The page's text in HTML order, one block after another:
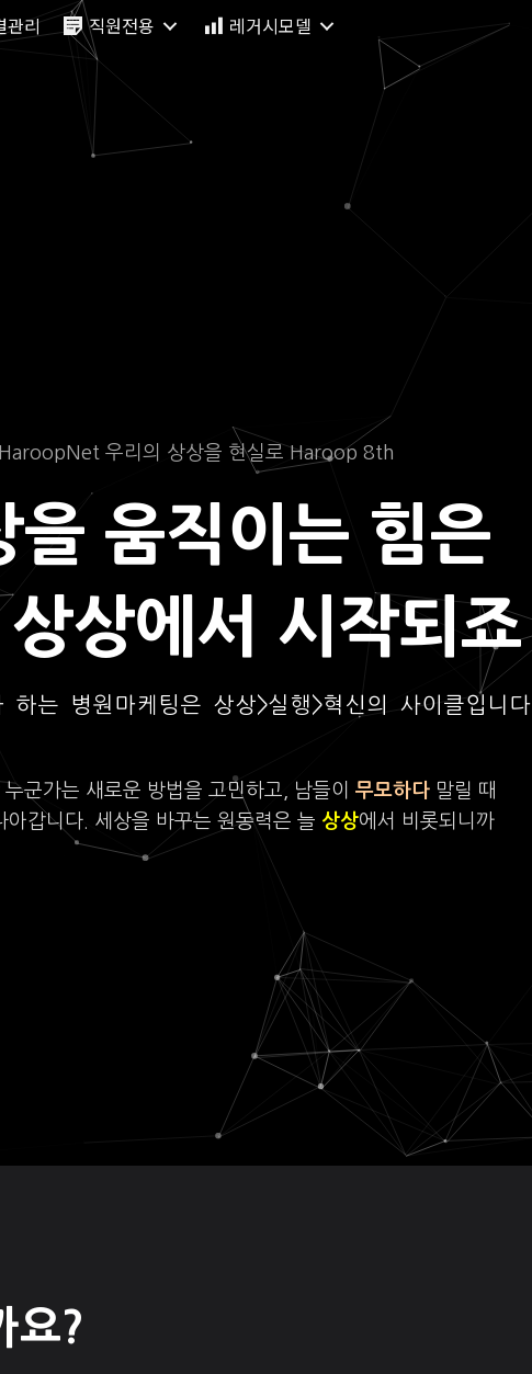
관리 직원전용 레거시모델
HaroopNet 우리의 상상을 현실로 Haroop 8th
을 움직이는 힘은
상에서 시작되죠
하는 병원마케팅은 상상>실행>혁신의 사이클입니다
군가는 새로운 방법을 고민하고, 남들이 무모하다 말릴 때
아갑니다. 세상을 바꾸는 원동력은 늘 상상에서 비롯되니까
요?